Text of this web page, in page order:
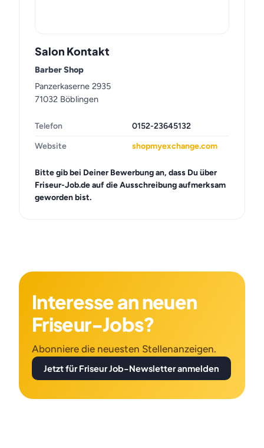
Salon Kontakt
Barber Shop
Panzerkaserne 2935
71032 Böblingen
Telefon
0152-23645132
Website
shopmyexchange.com
Bitte gib bei Deiner Bewerbung an, dass Du über
Friseur-Job.de auf die Ausschreibung aufmerksam
geworden bist.
Interesse an neuen
Friseur-Jobs?
Abonniere die neuesten Stellenanzeigen.
Jetzt für Friseur Job-Newsletter anmelden